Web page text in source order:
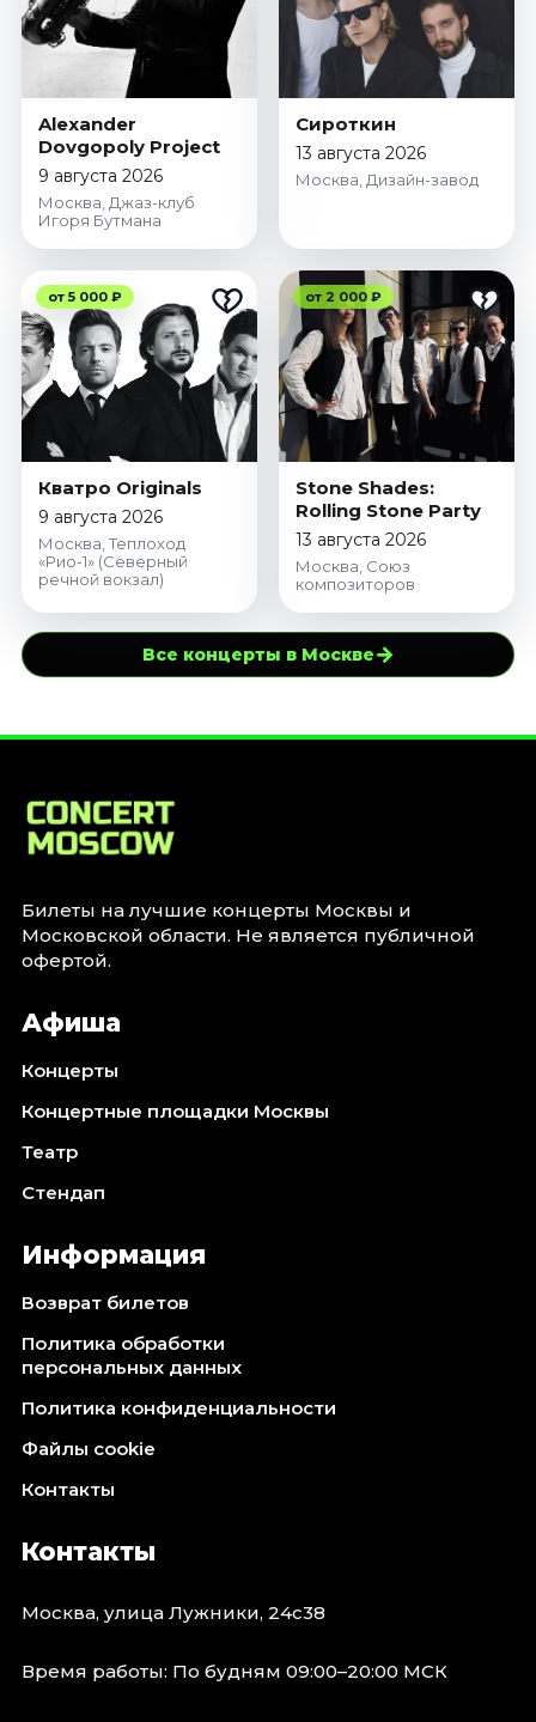
Alexander
Dovgopoly Project
9 августа 2026
Москва, Джаз-клуб
Игоря Бутмана
Сироткин
13 августа 2026
Москва, Дизайн-завод
от 5 000 ₽
Кватро Originals
9 августа 2026
Москва, Теплоход
«Рио-1» (Северный
речной вокзал)
от 2 000 ₽
Stone Shades:
Rolling Stone Party
13 августа 2026
Москва, Союз
композиторов
Все концерты в Москве→
Билеты на лучшие концерты Москвы и
Московской области. Не является публичной
офертой.
Афиша
Концерты
Концертные площадки Москвы
Театр
Стендап
Информация
Возврат билетов
Политика обработки
персональных данных
Политика конфиденциальности
Файлы cookie
Контакты
Контакты
Москва, улица Лужники, 24с38
Время работы: По будням 09:00–20:00 МСК